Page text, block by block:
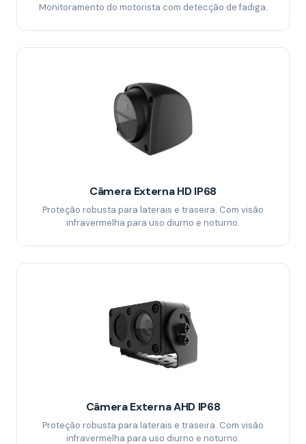
Monitoramento do motorista com detecção de fadiga.
Câmera Externa HD IP68
Proteção robusta para laterais e traseira. Com visão
infravermelha para uso diurno e noturno.
Câmera Externa AHD IP68
Proteção robusta para laterais e traseira. Com visão
infravermelha para uso diurno e noturno.